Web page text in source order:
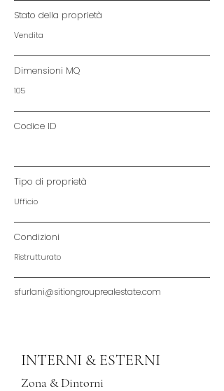
Stato della proprietà
Vendita
Dimensioni MQ
105
Codice ID
Tipo di proprietà
Ufficio
Condizioni
Ristrutturato
sfurlani@sitiongrouprealestate.com
INTERNI & ESTERNI
Zona & Dintorni